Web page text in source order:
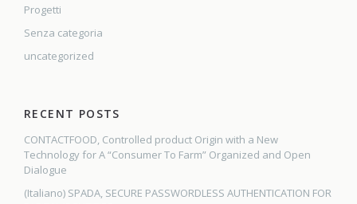
Progetti
Senza categoria
uncategorized
RECENT POSTS
CONTACTFOOD, Controlled product Origin with a New
Technology for A “Consumer To Farm” Organized and Open
Dialogue
(Italiano) SPADA, SECURE PASSWORDLESS AUTHENTICATION FOR